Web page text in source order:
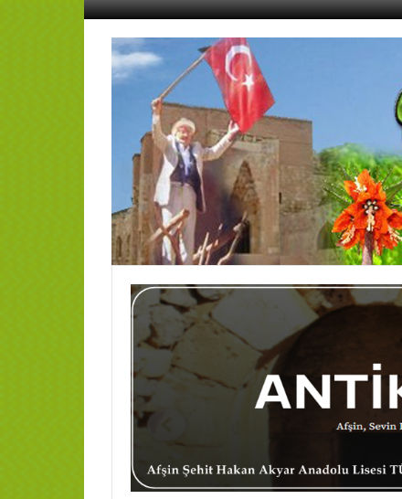
İçeriğe
AFŞİN
YEDİSEVİN
HABER
Kahramanmaraş,Afşin,Sevin
Köyleri
Tanıtım
ve
Haber
Portalı